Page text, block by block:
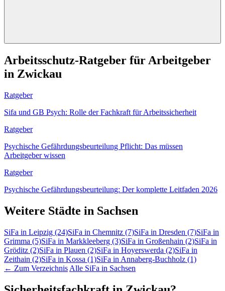
Arbeitsschutz-Ratgeber für Arbeitgeber
in Zwickau
Ratgeber
Sifa und GB Psych: Rolle der Fachkraft für Arbeitssicherheit
Ratgeber
Psychische Gefährdungsbeurteilung Pflicht: Das müssen
Arbeitgeber wissen
Ratgeber
Psychische Gefährdungsbeurteilung: Der komplette Leitfaden 2026
Weitere Städte in Sachsen
SiFa in Leipzig (24)SiFa in Chemnitz (7)SiFa in Dresden (7)SiFa in
Grimma (5)SiFa in Markkleeberg (3)SiFa in Großenhain (2)SiFa in
Gröditz (2)SiFa in Plauen (2)SiFa in Hoyerswerda (2)SiFa in
Zeithain (2)SiFa in Kossa (1)SiFa in Annaberg-Buchholz (1)
← Zum Verzeichnis Alle SiFa in Sachsen